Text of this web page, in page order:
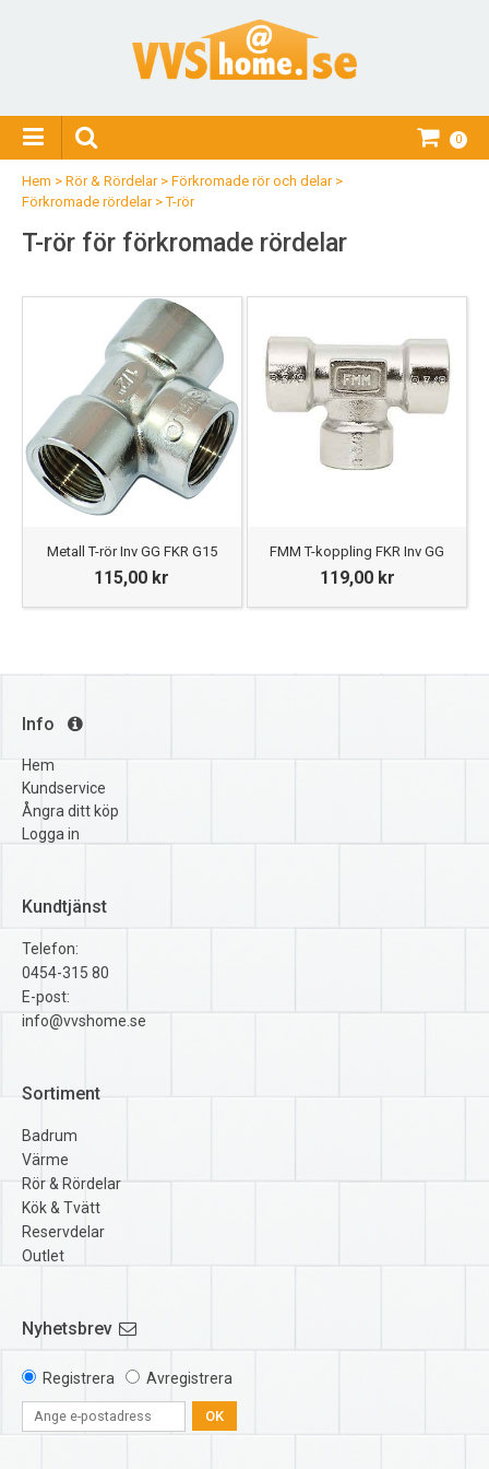
0
Hem > Rör & Rördelar> Förkromade rör och delar>
Förkromade rördelar>T-rör
T-rör för förkromade rördelar
Metall T-rör Inv GG FKR G15
115,00 kr
FMM T-koppling FKR Inv GG
119,00 kr
Info
Hem
Kundservice
Ångra ditt köp
Logga in
Kundtjänst
Telefon:
0454-315 80
E-post:
info@vvshome.se
Sortiment
Badrum
Värme
Rör & Rördelar
Kök & Tvätt
Reservdelar
Outlet
Nyhetsbrev
Registrera Avregistrera
OK